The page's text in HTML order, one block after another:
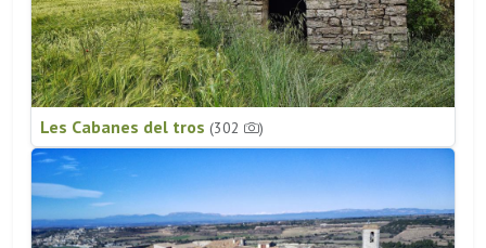
Les Cabanes del tros (302 )